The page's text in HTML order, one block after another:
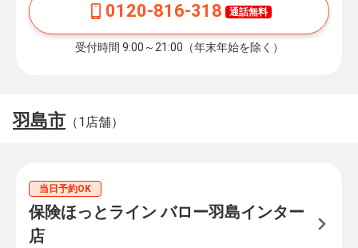
0120-816-318 通話無料
受付時間 9:00～21:00（年末年始を除く）
羽島市 （1店舗）
当日予約OK
保険ほっとライン バロー羽島インター
店